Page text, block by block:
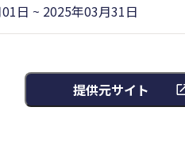
日 ~ 2025年03月31日
提供元サイト